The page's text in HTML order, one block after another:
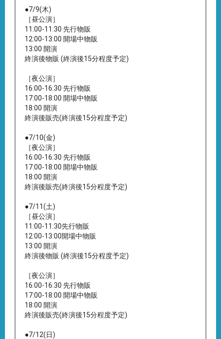
●7/9(木)
［昼公演］
11:00-11:30 先行物販
12:00-13:00 開場中物販
13:00 開演
終演後物販 (終演後15分程度予定)
［夜公演］
16:00-16:30 先行物販
17:00-18:00 開場中物販
18:00 開演
終演後販売(終演後15分程度予定)
●7/10(金)
［夜公演］
16:00-16:30 先行物販
17:00-18:00 開場中物販
18:00 開演
終演後販売(終演後15分程度予定)
●7/11(土)
［昼公演］
11:00-11:30先行物販
12:00-13:00開場中物販
13:00 開演
終演後物販 (終演後15分程度予定)
［夜公演］
16:00-16:30 先行物販
17:00-18:00 開場中物販
18:00 開演
終演後販売(終演後15分程度予定)
●7/12(日)